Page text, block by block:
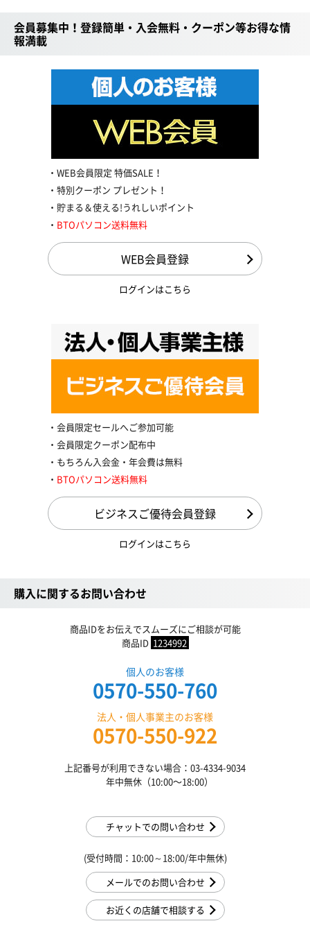
会員募集中！登録簡単・入会無料・クーポン等お得な情
報満載
WEB会員限定 特価SALE！
特別クーポン プレゼント！
貯まる＆使える!うれしいポイント
BTOパソコン送料無料
WEB会員登録
ログインはこちら
会員限定セールへご参加可能
会員限定クーポン配布中
もちろん入会金・年会費は無料
BTOパソコン送料無料
ビジネスご優待会員登録
ログインはこちら
購入に関するお問い合わせ
商品IDをお伝えでスムーズにご相談が可能
商品ID 1234992
個人のお客様
0570-550-760
法人・個人事業主のお客様
0570-550-922
上記番号が利用できない場合：03-4334-9034
年中無休（10:00〜18:00）
チャットでの問い合わせ
(受付時間：10:00～18:00/年中無休)
メールでのお問い合わせ
お近くの店舗で相談する